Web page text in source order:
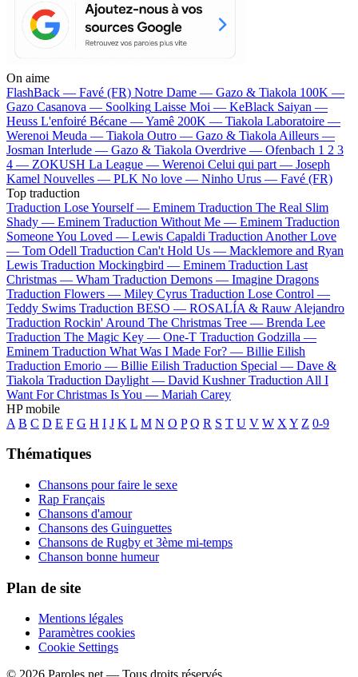
On aime
FlashBack — Favé (FR) Notre Dame — Gazo & Tiakola 100K —
Gazo Casanova — Soolking Laisse Moi — KeBlack Saiyan —
Heuss L'enfoiré Bécane —Yamê 200K — Tiakola Laboratoire —
Werenoi Meuda — Tiakola Outro — Gazo & Tiakola Ailleurs —
Josman Interlude — Gazo & Tiakola Overdrive — Ofenbach 1 2 3
4 — ZOKUSH La League — Werenoi Celui qui part — Joseph
Kamel Nouvelles — PLK No love — Ninho Urus — Favé (FR)
Top traduction
Traduction Lose Yourself — Eminem Traduction The Real Slim
Shady — Eminem Traduction Without Me — Eminem Traduction
Someone You Loved — Lewis Capaldi Traduction Another Love
— Tom Odell Traduction Can't Hold Us — Macklemore and Ryan
Lewis Traduction Mockingbird — Eminem Traduction Last
Christmas — Wham Traduction Demons — Imagine Dragons
Traduction Flowers — Miley Cyrus Traduction Lose Control —
Teddy Swims Traduction BESO — ROSALÍA & Rauw Alejandro
Traduction Rockin' Around The Christmas Tree — Brenda Lee
Traduction The Magic Key — One-T Traduction Godzilla —
Eminem Traduction What Was I Made For? — Billie Eilish
Traduction Emorio — Billie Eilish Traduction Special — Dave &
Tiakola Traduction Daylight — David Kushner Traduction All I
Want For Christmas Is You — Mariah Carey
HP mobile
A B C D E F G H I J K L M N O P Q R S T U V W X Y Z 0-9
Thématiques
Chansons pour faire le sexe
Rap Français
Chansons d'amour
Chansons des Guinguettes
Chansons de Rugby et 3ème mi-temps
Chanson bonne humeur
Plan de site
Mentions légales
Paramètres cookies
Cookie Settings